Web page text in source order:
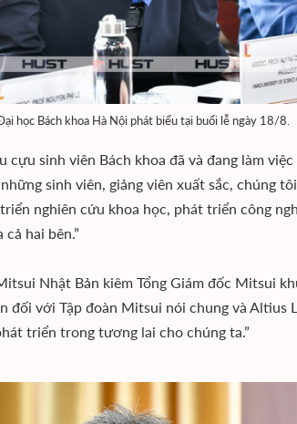
học Bách khoa Hà Nội phát biểu tại buổi lễ ngày 18/8.
cựu sinh viên Bách khoa đã và đang làm
sinh viên, giảng viên xuất sắc, chúng
nghiên cứu khoa học, phát triển công
hai bên.”
Nhật Bản kiêm Tổng Giám đốc Mitsui
đối với Tập đoàn Mitsui nói chung và Altius
triển trong tương lai cho chúng ta.”